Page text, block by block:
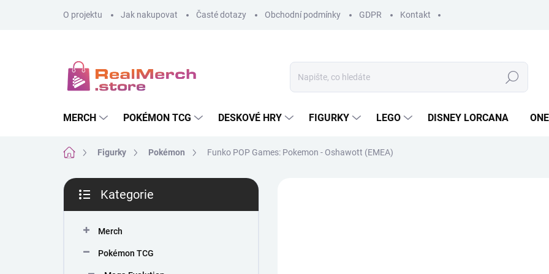
O projektu Jak nakupovat Časté dotazy Obchodní podmínky GDPR Kontakt
Hledat
MERCH POKÉMON TCG DESKOVÉ HRY FIGURKY LEGO DISNEY LORCANA
Domů Figurky Pokémon Funko POP Games: Pokemon - Oshawott (EMEA)
P
s
kategorie
Kategorie
Merch
Pokémon TCG